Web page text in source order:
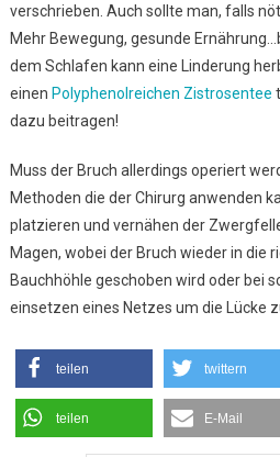
verschrieben. Auch sollte man, falls
Mehr Bewegung, gesunde
dem Schlafen kann eine Linderung
einen Polyphenolreichen Zistrosentee
dazu beitragen!
Muss der Bruch allerdings operiert
Methoden die der Chirurg anwenden
platzieren und vernähen der
Magen, wobei der Bruch wieder in die
Bauchhöhle geschoben wird oder bei
einsetzen eines Netzes um die Lücke
teilen twittern
teilen E-Mail